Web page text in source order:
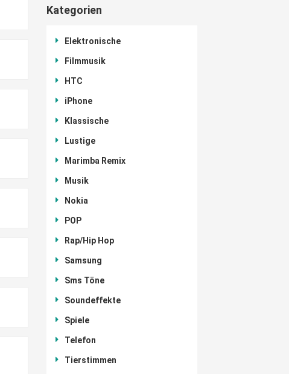
Kategorien
Elektronische
Filmmusik
HTC
iPhone
Klassische
Lustige
Marimba Remix
Musik
Nokia
POP
Rap/Hip Hop
Samsung
Sms Töne
Soundeffekte
Spiele
Telefon
Tierstimmen